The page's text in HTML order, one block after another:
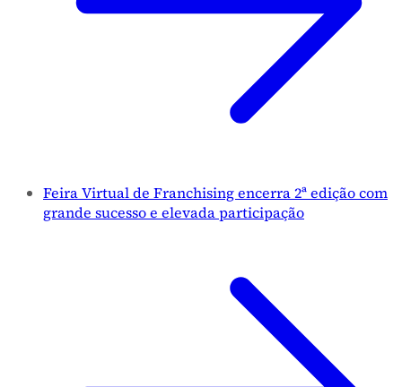
Feira Virtual de Franchising encerra 2ª edição com
grande sucesso e elevada participação